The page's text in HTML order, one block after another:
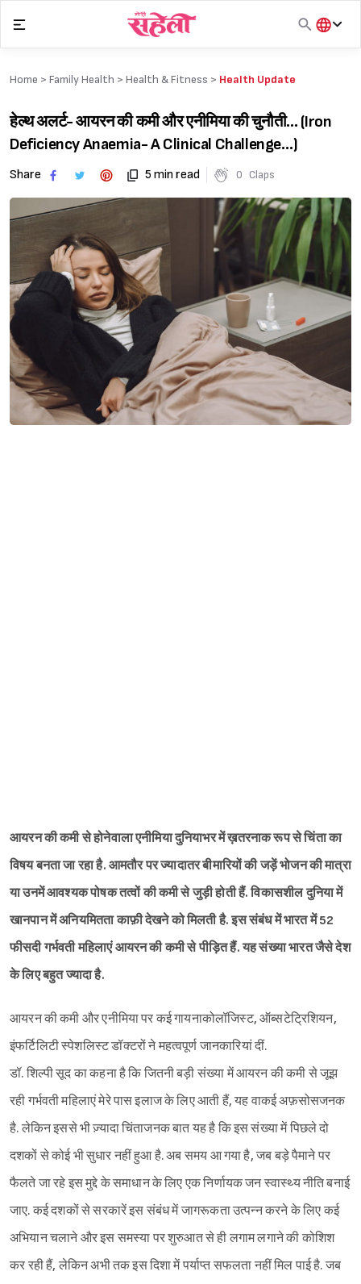
content
हिंदी
Home > Family Health > Health & Fitness > Health Update
हेल्थ अलर्ट- आयरन की कमी और एनीमिया की चुनौती… (Iron
Deficiency Anaemia- A Clinical Challenge…)
Share 5 min read 0 Claps
आयरन की कमी से होनेवाला एनीमिया दुनियाभर में ख़तरनाक रूप से चिंता का
विषय बनता जा रहा है. आमतौर पर ज्यादातर बीमारियों की जड़ें भोजन की मात्रा
या उनमें आवश्यक पोषक तत्वों की कमी से जुड़ी होती हैं. विकासशील दुनिया में
खानपान में अनियमितता काफ़ी देखने को मिलती है. इस संबंध में भारत में 52
फीसदी गर्भवती महिलाएं आयरन की कमी से पीड़ित हैं. यह संख्या भारत जैसे देश
के लिए बहुत ज्यादा है.
आयरन की कमी और एनीमिया पर कई गायनाकोलॉजिस्‍ट, ऑब्‍सटेट्रिशियन,
इंफर्टिलिटी स्पेशलिस्ट डॉक्टरों ने महत्वपूर्ण जानकारियां दीं.
डॉ. शिल्पी सूद का कहना है कि जितनी बड़ी संख्या में आयरन की कमी से जूझ
रही गर्भवती महिलाएं मेरे पास इलाज के लिए आती हैं, यह वाकई अफ़सोसजनक
है. लेकिन इससे भी ज़्यादा चिंताजनक बात यह है कि इस संख्या में पिछले दो
दशकों से कोई भी सुधार नहीं हुआ है. अब समय आ गया है, जब बड़े पैमाने पर
फैलते जा रहे इस मुद्दे के समाधान के लिए एक निर्णायक जन स्वास्थ्य नीति बनाई
जाए. कई दशकों से सरकारें इस संबंध में जागरूकता उत्पन्न करने के लिए कई
अभियान चलाने और इस समस्या पर शुरुआत से ही लगाम लगाने की कोशिश
कर रही हैं, लेकिन अभी तक इस दिशा में पर्याप्त सफलता नहीं मिल पाई है. जब